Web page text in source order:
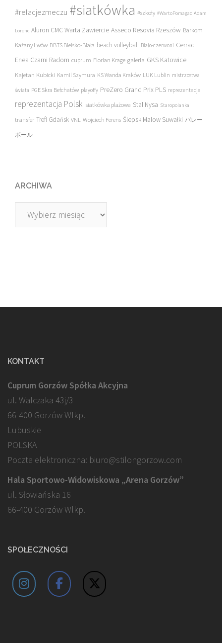
#relacjezmeczu #siatkówka #szkoły #WartoPomagac Adam
Lorenc Aluron CMC Warta Zawiercie Asseco Resovia Rzeszów Barkom
Każany Lwów BBTS Bielsko-Biała beach volleyball Biało-czerwoni Cerrad
Enea Czarni Radom cuprum Florian Krage galeria GKS Katowice
Kajetan Kubicki Kamil Szymura KS Wanda Kraków LUK Lublin mistrzostwa
świata PGE Skra Bełchatów playoffy PreZero Grand Prix PLS reprezentacja
reprezentacja Polski siatkówka plażowa Stal Nysa Staropolanka
transfer Trefl Gdańsk VNL Wojciech Ferens Ślepsk Malow Suwałki バレー
ボール
ARCHIWA
Archiwa
KONTAKT
Cuprum Gorzów Spółka Akcyjna
ul. Walczaka 43j/3
66-400 Gorzów Wlkp.
Lubuskie
POLSKA
Poczta elektroniczna: biuro@stilongorzow.com
Hala Sportowo-Widowiskowa „Arena Gorzów”
ul. Słowiańska 16
66-400 Gorzów Wlkp.
SPOŁECZNOŚCI